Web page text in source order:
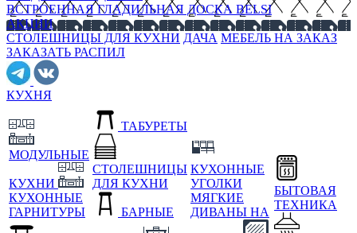
ВСТРОЕННАЯ ГЛАДИЛЬНАЯ ДОСКА BELSI
АКЦИИ
СТОЛЕШНИЦЫ ДЛЯ КУХНИ ДАЧА МЕБЕЛЬ НА ЗАКАЗ
ЗАКАЗАТЬ РАСПИЛ
КУХНЯ
МОДУЛЬНЫЕ
КУХНИ
КУХОННЫЕ
ГАРНИТУРЫ
ТАБУРЕТЫ
СТОЛЕШНИЦЫ
ДЛЯ КУХНИ
БАРНЫЕ
КУХОННЫЕ
УГОЛКИ
МЯГКИЕ
ДИВАНЫ НА
БЫТОВАЯ
ТЕХНИКА